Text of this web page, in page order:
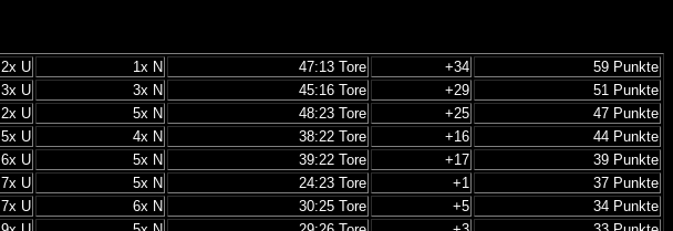
2x U 1x N 47:13 Tore +34 59 Punkte
3x U 3x N 45:16 Tore +29 51 Punkte
2x U 5x N 48:23 Tore +25 47 Punkte
5x U 4x N 38:22 Tore +16 44 Punkte
6x U 5x N 39:22 Tore +17 39 Punkte
7x U 5x N 24:23 Tore +1 37 Punkte
7x U 6x N 30:25 Tore +5 34 Punkte